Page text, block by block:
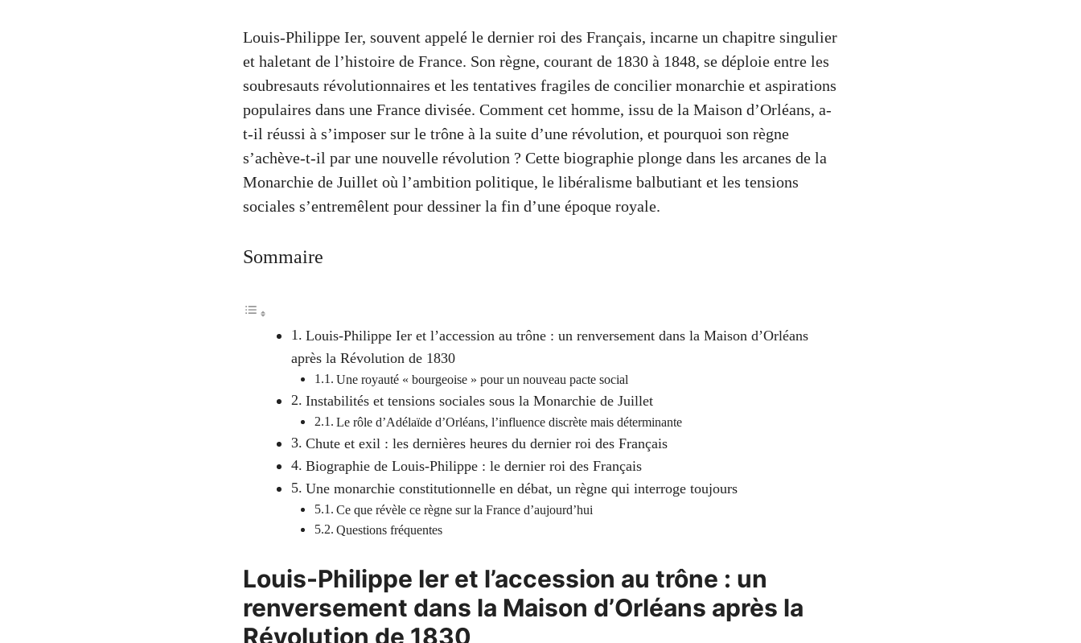
Louis-Philippe Ier, souvent appelé le dernier roi des Français, incarne un chapitre singulier
et haletant de l’histoire de France. Son règne, courant de 1830 à 1848, se déploie entre les
soubresauts révolutionnaires et les tentatives fragiles de concilier monarchie et aspirations
populaires dans une France divisée. Comment cet homme, issu de la Maison d’Orléans, a-
t-il réussi à s’imposer sur le trône à la suite d’une révolution, et pourquoi son règne
s’achève-t-il par une nouvelle révolution ? Cette biographie plonge dans les arcanes de la
Monarchie de Juillet où l’ambition politique, le libéralisme balbutiant et les tensions
sociales s’entremêlent pour dessiner la fin d’une époque royale.
Sommaire
Louis-Philippe Ier et l’accession au trône : un renversement dans la Maison d’Orléans
après la Révolution de 1830
Une royauté « bourgeoise » pour un nouveau pacte social
Instabilités et tensions sociales sous la Monarchie de Juillet
Le rôle d’Adélaïde d’Orléans, l’influence discrète mais déterminante
Chute et exil : les dernières heures du dernier roi des Français
Biographie de Louis-Philippe : le dernier roi des Français
Une monarchie constitutionnelle en débat, un règne qui interroge toujours
Ce que révèle ce règne sur la France d’aujourd’hui
Questions fréquentes
Louis-Philippe Ier et l’accession au trône : un
renversement dans la Maison d’Orléans après la
Révolution de 1830